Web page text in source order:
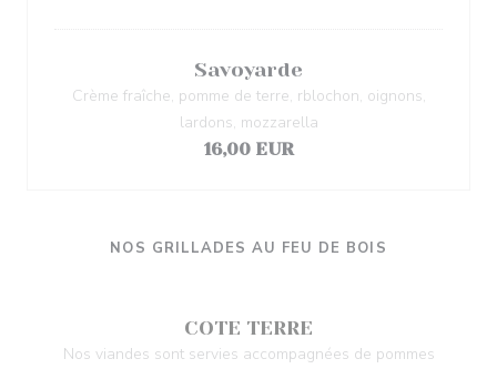
Savoyarde
Crème fraîche, pomme de terre, rblochon, oignons,
lardons, mozzarella
16,00 EUR
NOS GRILLADES AU FEU DE BOIS
COTE TERRE
Nos viandes sont servies accompagnées de pommes